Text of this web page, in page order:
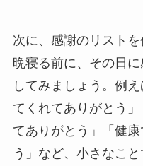
次に、感謝のリスト
晩寝る前に、その日
してみましょう。例
てくれてありがとう
てありがとう」「健
う」など、小さなこ